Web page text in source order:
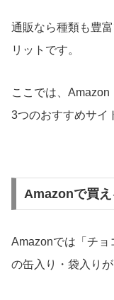
通販なら種類も豊
リットです。
ここでは、
3つのおすすめサイ
Amazonで買
Amazonでは「チョ
の缶入り・袋入り